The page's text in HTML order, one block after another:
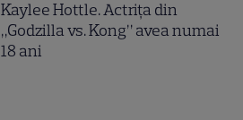
Kaylee Hottle. Actrița din
„Godzilla vs. Kong” avea numai
18 ani